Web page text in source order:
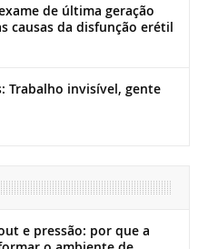
de última geração
causas da disfunção erétil
Trabalho invisível, gente
e pressão: por que a